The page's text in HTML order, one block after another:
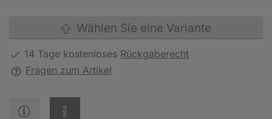
Wählen Sie eine Variante
14 Tage kostenloses Rückgaberecht
Fragen zum Artikel